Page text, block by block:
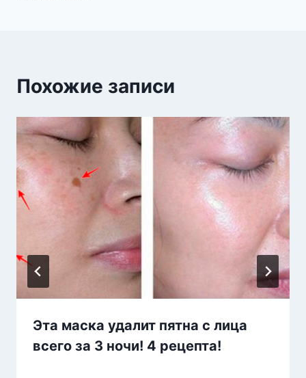
Похожие записи
Эта маска удалит пятна с лица
всего за 3 ночи! 4 рецепта!